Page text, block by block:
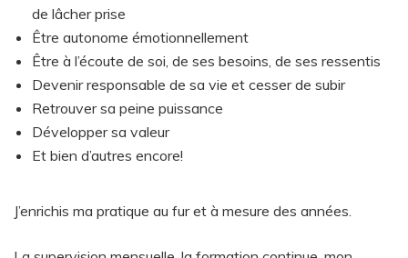
de lâcher prise
Être autonome émotionnellement
Être à l’écoute de soi, de ses besoins, de ses ressentis
Devenir responsable de sa vie et cesser de subir
Retrouver sa peine puissance
Développer sa valeur
Et bien d’autres encore!
J’enrichis ma pratique au fur et à mesure des années.